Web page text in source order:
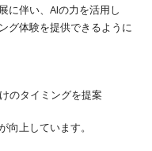
に伴い、AIの力を活用し
グ体験を提供できるように
のタイミングを提案
向上しています。